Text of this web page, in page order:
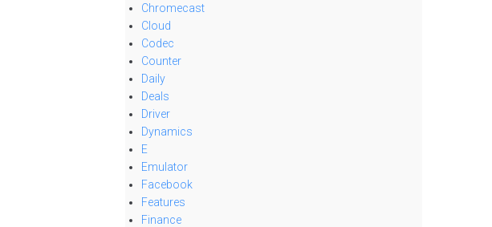
Chromecast
Cloud
Codec
Counter
Daily
Deals
Driver
Dynamics
E
Emulator
Facebook
Features
Finance